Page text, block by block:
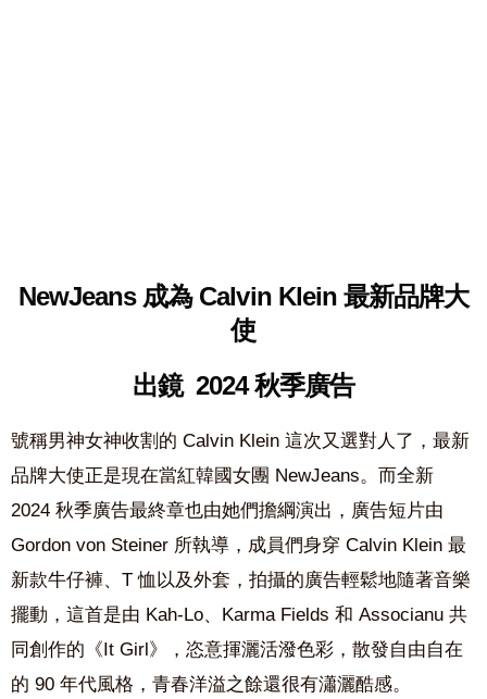
NewJeans 成為 Calvin Klein 最新品牌大
使
出鏡 2024 秋季廣告
號稱男神女神收割的 Calvin Klein 這次又選對人了，最新
品牌大使正是現在當紅韓國女團 NewJeans。而全新
2024 秋季廣告最終章也由她們擔綱演出，廣告短片由
Gordon von Steiner 所執導，成員們身穿 Calvin Klein 最
新款牛仔褲、T 恤以及外套，拍攝的廣告輕鬆地隨著音樂
擺動，這首是由 Kah-Lo、Karma Fields 和 Associanu 共
同創作的《It Girl》，恣意揮灑活潑色彩，散發自由自在
的 90 年代風格，青春洋溢之餘還很有瀟灑酷感。